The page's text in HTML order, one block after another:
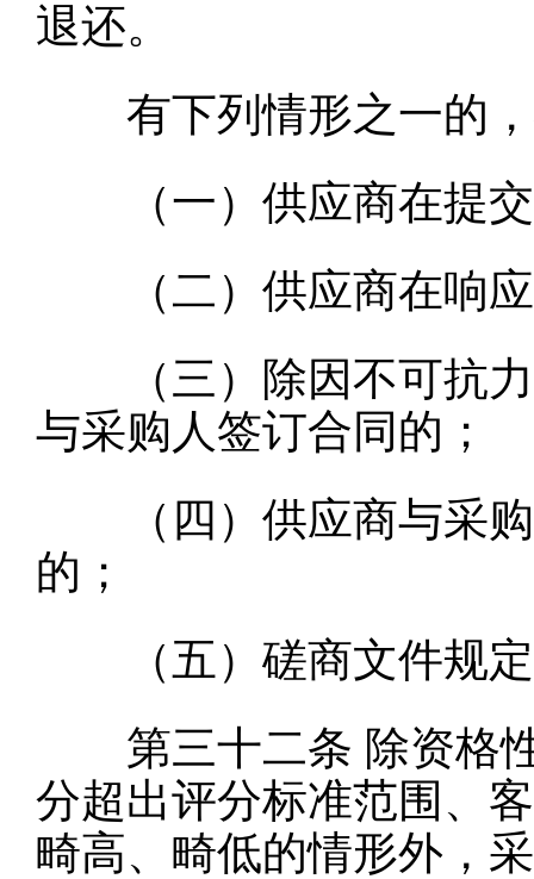
退还。
有下列情形之一的，
（一）供应商在提交
（二）供应商在响应
（三）除因不可抗力
与采购人签订合同的；
（四）供应商与采购
的；
（五）磋商文件规定
第三十二条 除资格
分超出评分标准范围、
畸高、畸低的情形外，